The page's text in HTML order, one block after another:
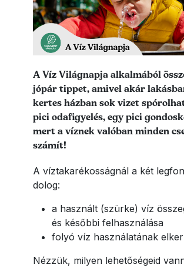
Lead szöveg
A Víz Világnapja alkalmából
jópár tippet, amivel akár
kertes házban sok vizet
pici odafigyelés, egy pici
mert a víznek valóban minden
számít!
A víztakarékosságnál a két
dolog:
a használt (szürke) víz
és későbbi felhasználása
folyó víz használatának
Nézzük, milyen lehetőségeid